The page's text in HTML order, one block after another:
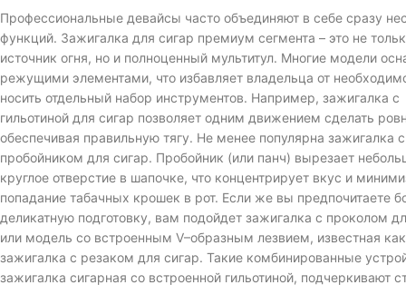
Профессиональные девайсы часто объединяют в себе сразу
функций. Зажигалка для сигар премиум сегмента – это не
источник огня, но и полноценный мультитул. Многие модели
режущими элементами, что избавляет владельца от
носить отдельный набор инструментов. Например, зажигалка с
гильотиной для сигар позволяет одним движением сделать
обеспечивая правильную тягу. Не менее популярна зажигалка с
пробойником для сигар. Пробойник (или панч) вырезает
круглое отверстие в шапочке, что концентрирует вкус и
попадание табачных крошек в рот. Если же вы предпочитаете
деликатную подготовку, вам подойдет зажигалка с проколом
или модель со встроенным V–образным лезвием, известная как
зажигалка с резаком для сигар. Такие комбинированные
зажигалка сигарная со встроенной гильотиной, подчеркивают